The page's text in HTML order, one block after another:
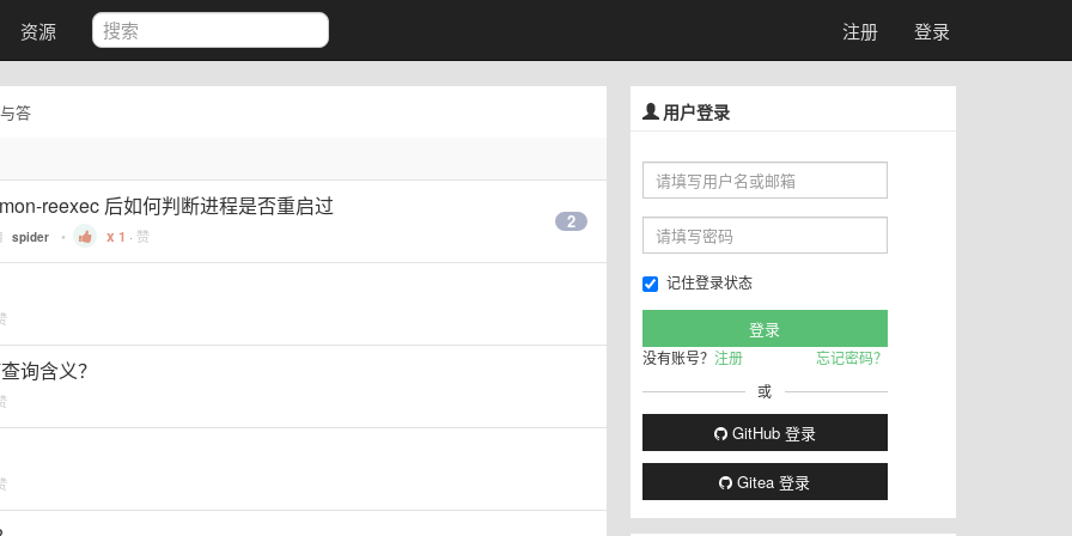
资源 注册 登录
答
reexec 后如何判断进程是否重启过
spider • 1 · 赞
2
询含义？
用户登录
记住登录状态
没有账号？ 注册
忘记密码？
或
GitHub 登录
Gitea 登录